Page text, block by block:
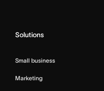
Solutions
Small business
Marketing